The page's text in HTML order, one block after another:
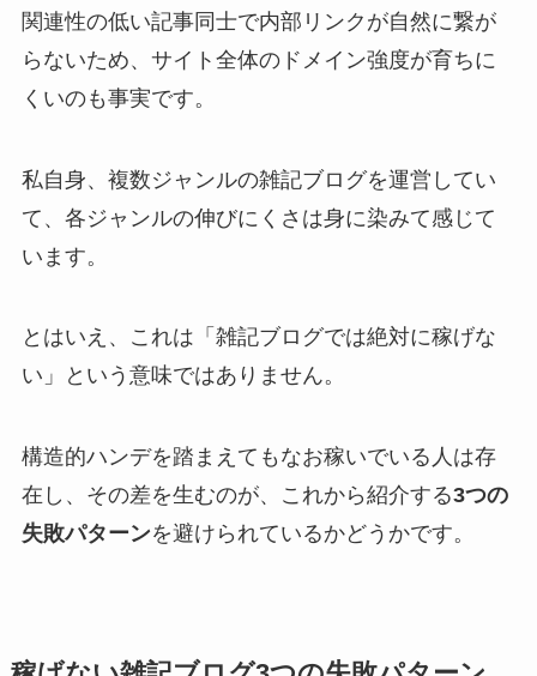
関連性の低い記事同士で内部リンクが自然に繋が
らないため、サイト全体のドメイン強度が育ちに
くいのも事実です。
私自身、複数ジャンルの雑記ブログを運営してい
て、各ジャンルの伸びにくさは身に染みて感じて
います。
とはいえ、これは「雑記ブログでは絶対に稼げな
い」という意味ではありません。
構造的ハンデを踏まえてもなお稼いでいる人は存
在し、その差を生むのが、これから紹介する3つの
失敗パターンを避けられているかどうかです。